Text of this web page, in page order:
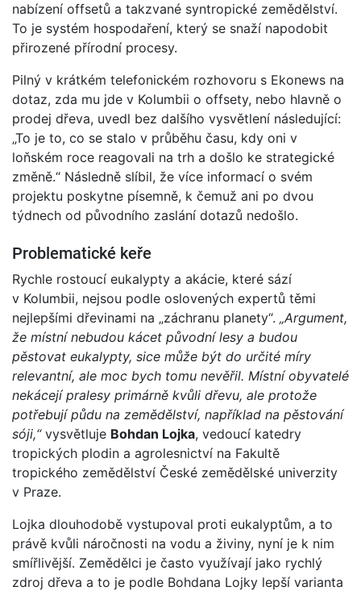
nabízení offsetů a takzvané syntropické zemědělství.
To je systém hospodaření, který se snaží napodobit
přirozené přírodní procesy.
Pilný v krátkém telefonickém rozhovoru s Ekonews na
dotaz, zda mu jde v Kolumbii o offsety, nebo hlavně o
prodej dřeva, uvedl bez dalšího vysvětlení následující:
„To je to, co se stalo v průběhu času, kdy oni v
loňském roce reagovali na trh a došlo ke strategické
změně.“ Následně slíbil, že více informací o svém
projektu poskytne písemně, k čemuž ani po dvou
týdnech od původního zaslání dotazů nedošlo.
Problematické keře
Rychle rostoucí eukalypty a akácie, které sází
v Kolumbii, nejsou podle oslovených expertů těmi
nejlepšími dřevinami na „záchranu planety“. „Argument,
že místní nebudou kácet původní lesy a budou
pěstovat eukalypty, sice může být do určité míry
relevantní, ale moc bych tomu nevěřil. Místní obyvatelé
nekácejí pralesy primárně kvůli dřevu, ale protože
potřebují půdu na zemědělství, například na pěstování
sóji,“ vysvětluje Bohdan Lojka, vedoucí katedry
tropických plodin a agrolesnictví na Fakultě
tropického zemědělství České zemědělské univerzity
v Praze.
Lojka dlouhodobě vystupoval proti eukalyptům, a to
právě kvůli náročnosti na vodu a živiny, nyní je k nim
smířlivější. Zemědělci je často využívají jako rychlý
zdroj dřeva a to je podle Bohdana Lojky lepší varianta